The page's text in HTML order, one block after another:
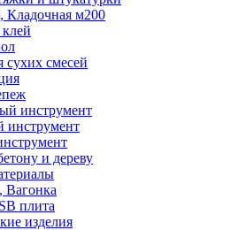
Кладочная м200
сухих смесей
инструмент
инструмент
и дереву
Вагонка
плита
изделия